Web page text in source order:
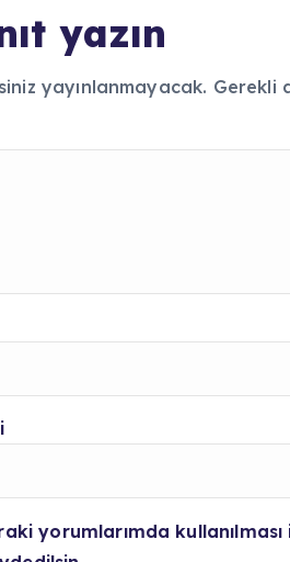
yazın
yayınlanmayacak. Gerekli
yorumlarımda